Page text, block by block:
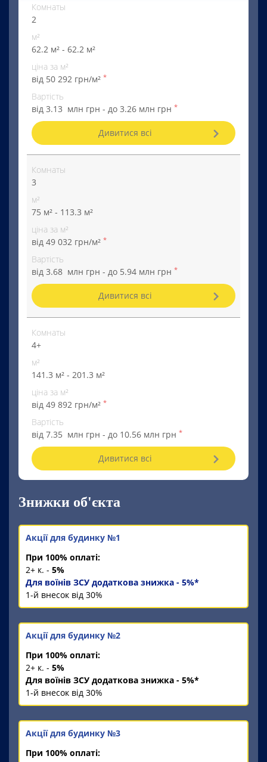
Комнаты
2
м²
62.2 м² - 62.2 м²
ціна за м²
від 50 292 грн/м² *
Вартість
від 3.13 млн грн - до 3.26 млн грн *
Дивитися всі
Комнаты
3
м²
75 м² - 113.3 м²
ціна за м²
від 49 032 грн/м² *
Вартість
від 3.68 млн грн - до 5.94 млн грн *
Дивитися всі
Комнаты
4+
м²
141.3 м² - 201.3 м²
ціна за м²
від 49 892 грн/м² *
Вартість
від 7.35 млн грн - до 10.56 млн грн *
Дивитися всі
Знижки об'єкта
Акції для будинку №1
При 100% оплаті:
2+ к. - 5%
Для воїнів ЗСУ додаткова знижка - 5%*
1-й внесок від 30%
Акції для будинку №2
При 100% оплаті:
2+ к. - 5%
Для воїнів ЗСУ додаткова знижка - 5%*
1-й внесок від 30%
Акції для будинку №3
При 100% оплаті: